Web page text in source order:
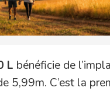
L bénéficie de
5,99m. C’est la